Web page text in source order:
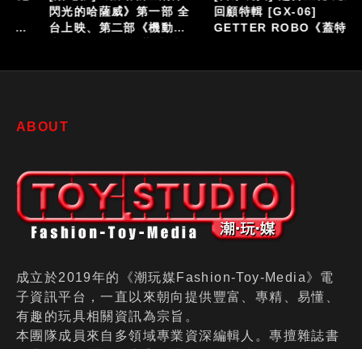
閃光的哈薩威》第一部 全
台上映、第二部《機動戰
回顧特輯 [GX-06]
GETTER ROBO《蓋特機
ABOUT
成立於2019年的《潮玩媒Fashion-Toy-Media》電
子資訊平台，一直以來朝向提供豐富、專精、易懂、
有趣的玩具相關資訊為宗旨。
本團隊成員來自多領域專業資深編輯人。專擅雜誌書